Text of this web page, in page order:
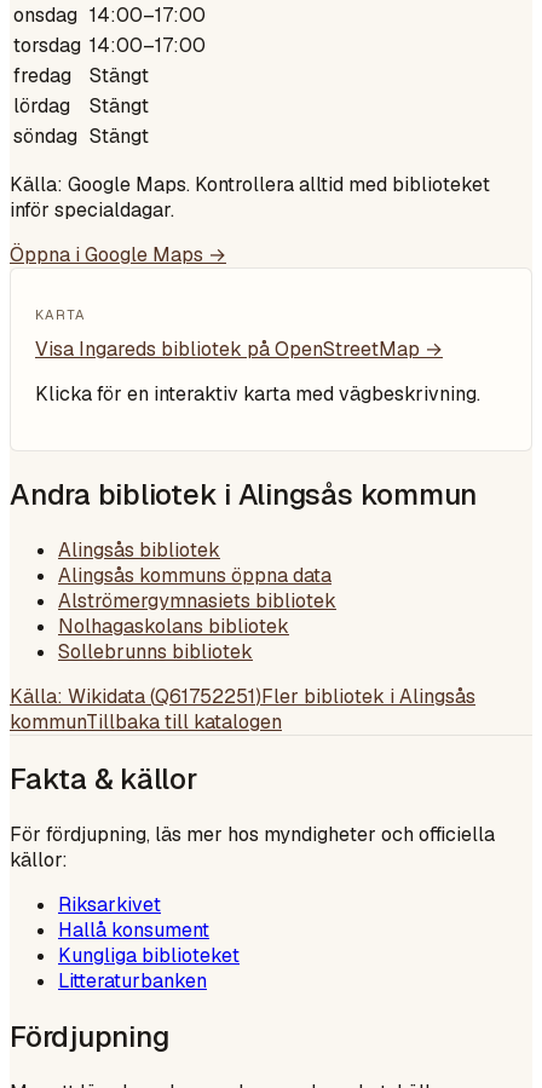
onsdag 14:00–17:00
torsdag 14:00–17:00
fredag
Stängt
lördag
Stängt
söndag Stängt
Källa: Google Maps. Kontrollera alltid med biblioteket
inför specialdagar.
Öppna i Google Maps →
KARTA
Visa Ingareds bibliotek på OpenStreetMap →
Klicka för en interaktiv karta med vägbeskrivning.
Andra bibliotek i Alingsås kommun
Alingsås bibliotek
Alingsås kommuns öppna data
Alströmergymnasiets bibliotek
Nolhagaskolans bibliotek
Sollebrunns bibliotek
Källa: Wikidata (Q61752251)Fler bibliotek i Alingsås
kommunTillbaka till katalogen
Fakta & källor
För fördjupning, läs mer hos myndigheter och officiella
källor:
Riksarkivet
Hallå konsument
Kungliga biblioteket
Litteraturbanken
Fördjupning